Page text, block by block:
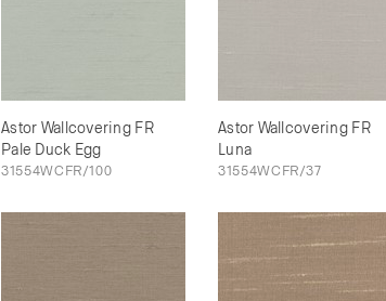
Astor Wallcovering FR
Pale Duck Egg
31554WCFR/100
Astor Wallcovering FR
Luna
31554WCFR/37